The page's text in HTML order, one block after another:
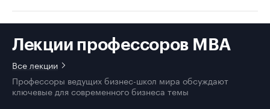
Лекции профессоров MBA
Все лекции
Профессоры ведущих бизнес-школ мира обсуждают
ключевые для современного бизнеса темы